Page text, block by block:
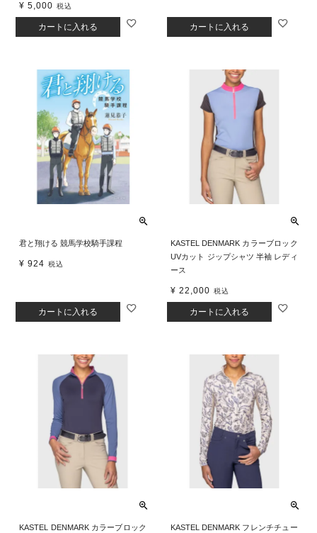
¥ 5,000 税込
カートに入れる カートに入れる
君と翔ける 競馬学校騎手課程
¥ 924 税込
カートに入れる
KASTEL DENMARK カラーブロック
UVカット ジップシャツ 半袖 レディ
ース
¥ 22,000 税込
カートに入れる
KASTEL DENMARK カラーブロック
KASTEL DENMARK フレンチチュー